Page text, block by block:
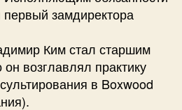
первый замдиректора
Ким стал старшим
возглавлял практику
в Boxwood